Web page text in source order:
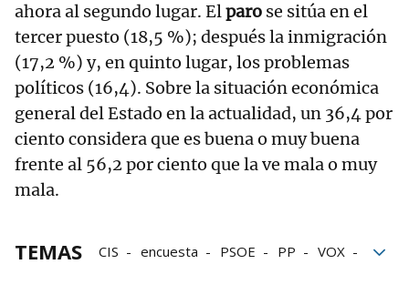
ahora al segundo lugar. Elparo se sitúa en el
tercer puesto (18,5 %); después la inmigración
(17,2 %) y, en quinto lugar, los problemas
políticos (16,4). Sobre la situación económica
general del Estado en la actualidad, un 36,4 por
ciento considera que es buena o muy buena
frente al 56,2 por ciento que la ve mala o muy
mala.
TEMAS CIS encuesta PSOE PP
VOX